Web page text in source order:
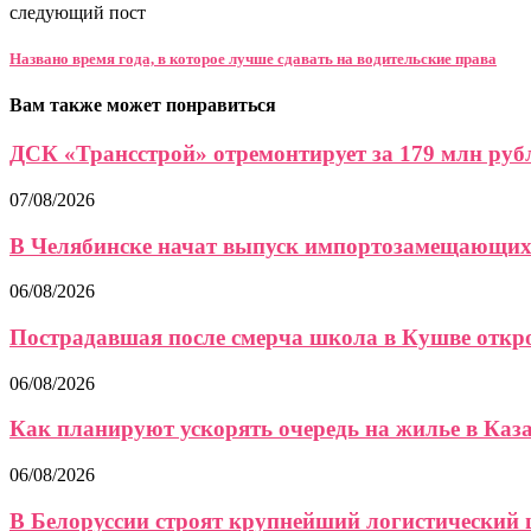
следующий пост
Названо время года, в которое лучше сдавать на водительские права
Вам также может понравиться
ДСК «Трансстрой» отремонтирует за 179 млн
07/08/2026
В Челябинске начат выпуск
06/08/2026
Пострадавшая после смерча школа в Кушве
06/08/2026
Как планируют ускорять очередь на жилье в
06/08/2026
В Белоруссии строят крупнейший логистический